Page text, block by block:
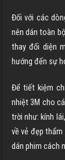
Đối với các
nên dán toàn
thay đổi diện
hướng đến sự
Để tiết kiệm
nhiệt 3M cho
trời như: kính
về vẻ đẹp thẩm
dán phim cách